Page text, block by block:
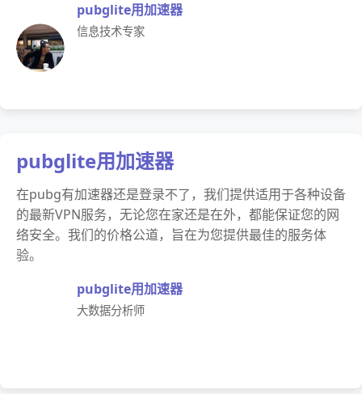
pubglite用加速器
信息技术专家
pubglite用加速器
在pubg有加速器还是登录不了，我们提供适用于各种设备
的最新VPN服务，无论您在家还是在外，都能保证您的网
络安全。我们的价格公道，旨在为您提供最佳的服务体
验。
pubglite用加速器
大数据分析师